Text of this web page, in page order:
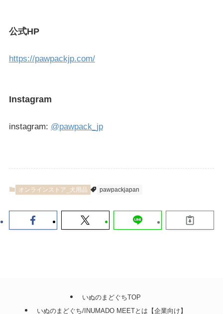
公式HP
https://pawpackjp.com/
Instagram
instagram: @pawpack_jp
オンラインストア_犬用品 pawpackjapan
いぬのまどぐちTOP
いぬのまどぐち/INUMADO MEETとは【企業向け】